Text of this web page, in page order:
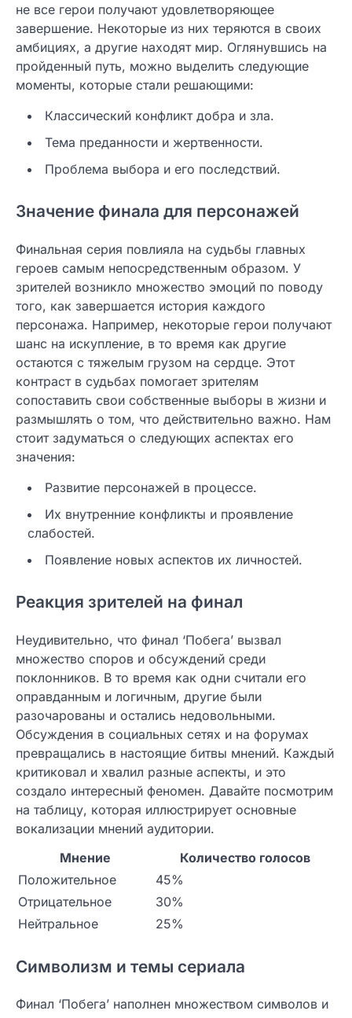
не все герои получают удовлетворяющее
завершение. Некоторые из них теряются в своих
амбициях, а другие находят мир. Оглянувшись на
пройденный путь, можно выделить следующие
моменты, которые стали решающими:
Классический конфликт добра и зла.
Тема преданности и жертвенности.
Проблема выбора и его последствий.
Значение финала для персонажей
Финальная серия повлияла на судьбы главных
героев самым непосредственным образом. У
зрителей возникло множество эмоций по поводу
того, как завершается история каждого
персонажа. Например, некоторые герои получают
шанс на искупление, в то время как другие
остаются с тяжелым грузом на сердце. Этот
контраст в судьбах помогает зрителям
сопоставить свои собственные выборы в жизни и
размышлять о том, что действительно важно. Нам
стоит задуматься о следующих аспектах его
значения:
Развитие персонажей в процессе.
Их внутренние конфликты и проявление
слабостей.
Появление новых аспектов их личностей.
Реакция зрителей на финал
Неудивительно, что финал ‘Побега’ вызвал
множество споров и обсуждений среди
поклонников. В то время как одни считали его
оправданным и логичным, другие были
разочарованы и остались недовольными.
Обсуждения в социальных сетях и на форумах
превращались в настоящие битвы мнений. Каждый
критиковал и хвалил разные аспекты, и это
создало интересный феномен. Давайте посмотрим
на таблицу, которая иллюстрирует основные
вокализации мнений аудитории.
Мнение
Количество голосов
Положительное
45%
Отрицательное
30%
Нейтральное
25%
Символизм и темы сериала
Финал ‘Побега’ наполнен множеством символов и